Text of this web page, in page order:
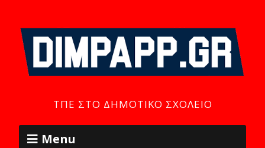
ΤΠΕ ΣΤΟ ΔΗΜΟΤΙΚΌ ΣΧΟΛΕΊΟ
Menu